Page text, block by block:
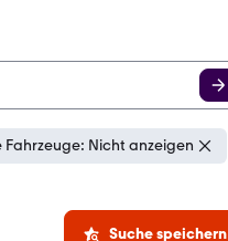
Fahrzeuge: Nicht anzeigen
Suche speichern